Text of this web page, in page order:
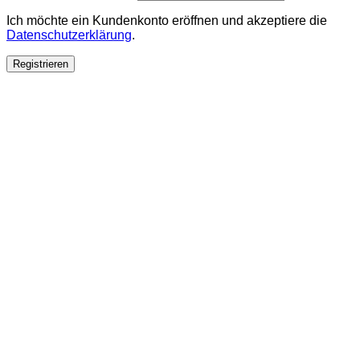
Ich möchte ein Kundenkonto eröffnen und akzeptiere die
Datenschutzerklärung.
Registrieren